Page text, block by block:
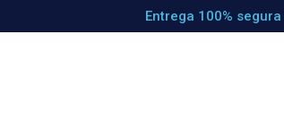
Entrega 100% segura